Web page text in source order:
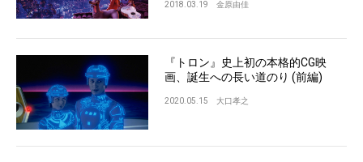
2018.03.19 金原由佳
『トロン』史上初の本格的CG映
画、誕生への長い道のり (前編)
2020.05.15 大口孝之